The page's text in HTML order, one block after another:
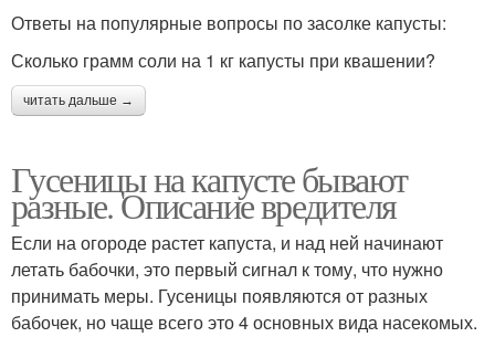
Ответы на популярные вопросы по засолке капусты:
Сколько грамм соли на 1 кг капусты при квашении?
читать дальше →
Гусеницы на капусте бывают
разные. Описание вредителя
Если на огороде растет капуста, и над ней начинают
летать бабочки, это первый сигнал к тому, что нужно
принимать меры. Гусеницы появляются от разных
бабочек, но чаще всего это 4 основных вида насекомых.